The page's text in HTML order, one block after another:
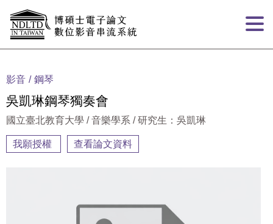
影音 鋼琴
吳凱琳鋼琴獨奏會
國立臺北教育大學 / 音樂學系 / 研究生：吳凱琳
我願授權 查看論文資料